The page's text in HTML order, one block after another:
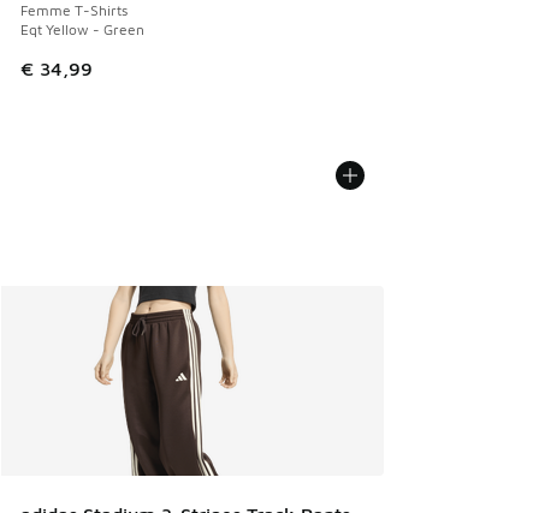
Femme T-Shirts
Eqt Yellow - Green
€ 34,99